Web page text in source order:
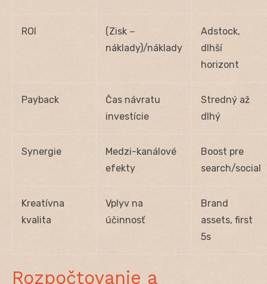
ROI
(Zisk −
náklady)/náklady
Adstock,
dlhší
horizont
Payback
Čas návratu
investície
Stredný až
dlhý
Synergie
Medzi-kanálové
efekty
Boost pre
search/social
Kreatívna
kvalita
Vplyv na
účinnosť
Brand
assets, first
5s
Rozpočtovanie a